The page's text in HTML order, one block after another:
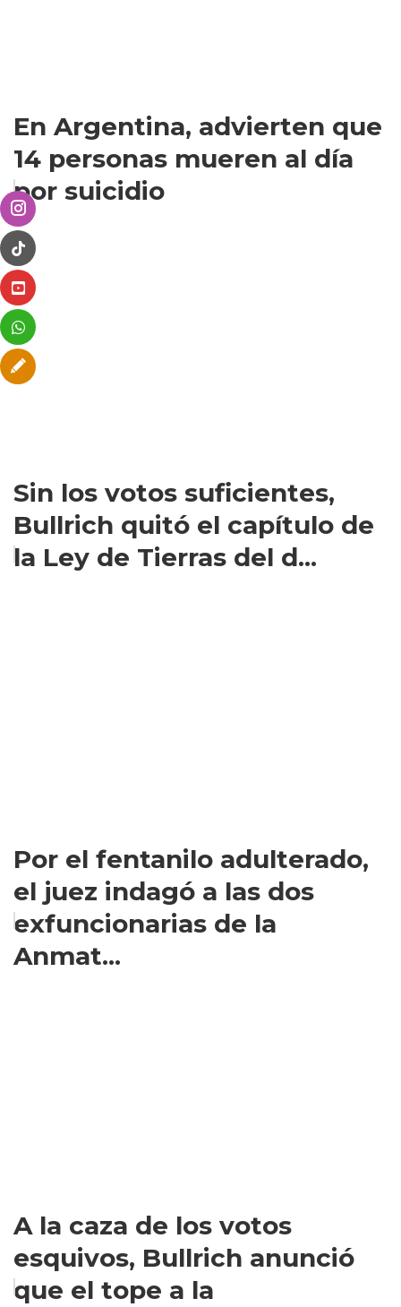
En Argentina, advierten que
14 personas mueren al día
por suicidio
Sin los votos suficientes,
Bullrich quitó el capítulo de
la Ley de Tierras del d...
Por el fentanilo adulterado,
el juez indagó a las dos
exfuncionarias de la
Anmat...
A la caza de los votos
esquivos, Bullrich anunció
que el tope a la